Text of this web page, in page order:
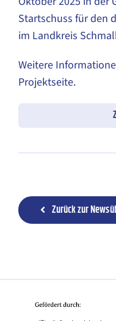
Startschuss für den
im Landkreis
Weitere
Projektseite.
Zurück zur